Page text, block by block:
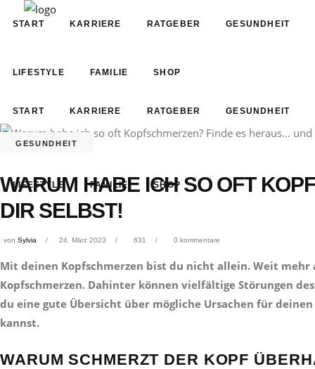
START KARRIERE RATGEBER GESUNDHEIT
LIFESTYLE FAMILIE SHOP
START KARRIERE RATGEBER GESUNDHEIT
LIFESTYLE FAMILIE SHOP
GESUNDHEIT
WARUM HABE ICH SO OFT
DIR SELBST!
von Sylvia 24. März 2023 631 0 kommentare
Mit deinen Kopfschmerzen bist du nicht allein. Weit
Kopfschmerzen. Dahinter können vielfältige Störungen
du eine gute Übersicht über mögliche Ursachen für
kannst.
WARUM SCHMERZT DER KOPF